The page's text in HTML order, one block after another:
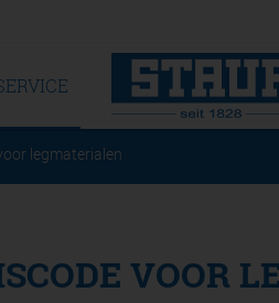
legmaterialen
VOOR